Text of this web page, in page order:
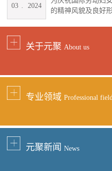
的精神风貌及良好
03 2024
关于元聚 About us
专业领域 Professional field
元聚新闻 News